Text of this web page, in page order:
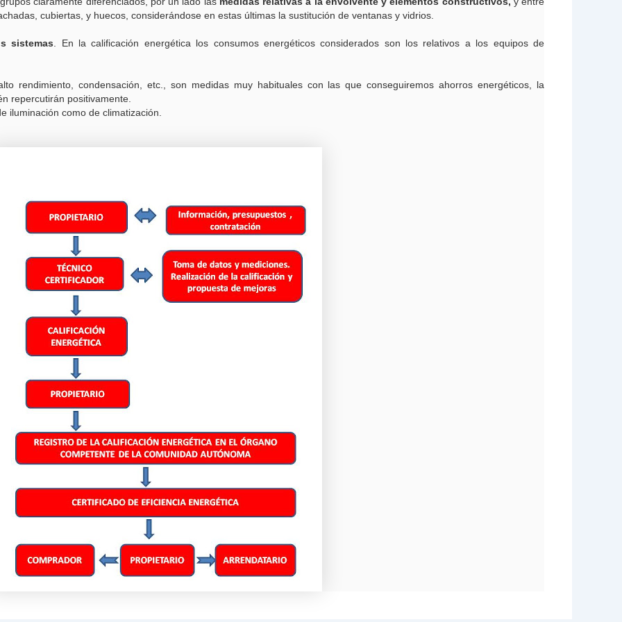
cubiertas, y huecos, considerándose en estas últimas la sustitución de ventanas y vidrios.
sistemas. En la calificación energética los consumos energéticos considerados son los relativos a los equipos de
rendimiento, condensación, etc., son medidas muy habituales con las que conseguiremos ahorros energéticos, la
repercutirán positivamente.
iluminación como de climatización.